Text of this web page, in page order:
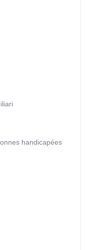
handicapées